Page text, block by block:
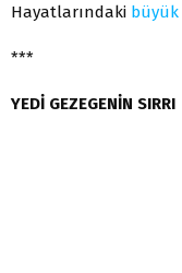
Hayatlarındaki büyük
***
YEDİ GEZEGENİN SIRRI